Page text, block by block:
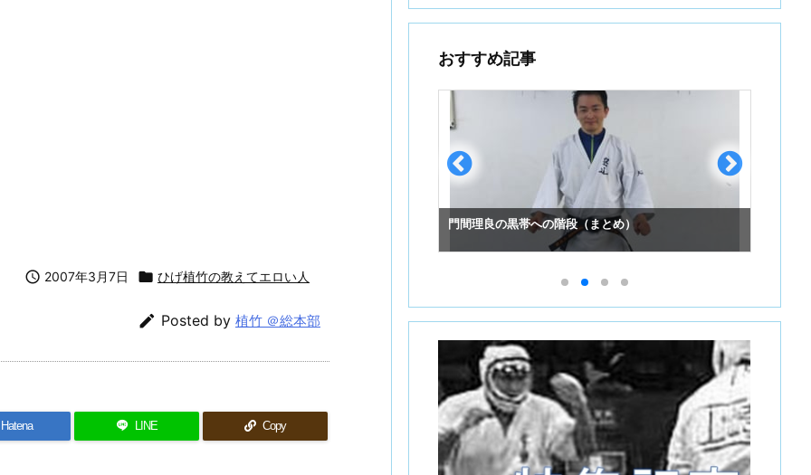
 2007年3月7日  ひげ植竹の教えてエロい人
 Posted by 植竹 ＠総本部
Hatena LINE Copy
おすすめ記事
門間理良の黒帯への階段（まとめ）